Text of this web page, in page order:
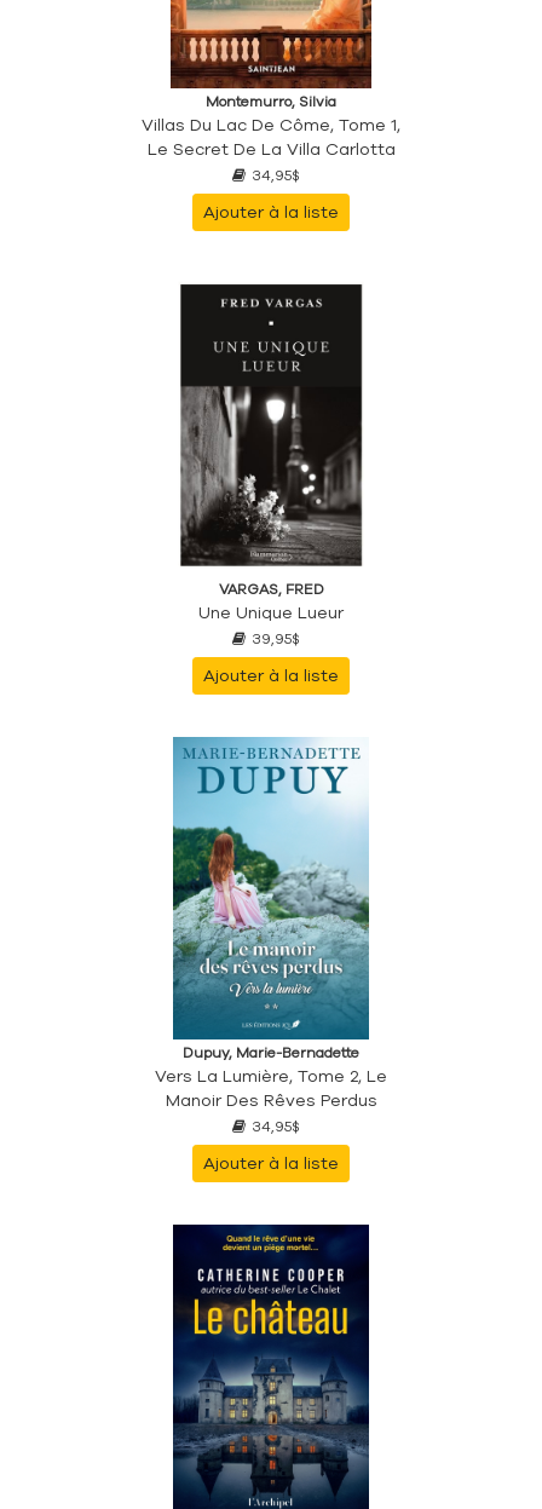
Montemurro, Silvia
Villas Du Lac De Côme, Tome 1,
Le Secret De La Villa Carlotta
34,95$
Ajouter à la liste
VARGAS, FRED
Une Unique Lueur
39,95$
Ajouter à la liste
Dupuy, Marie-Bernadette
Vers La Lumière, Tome 2, Le
Manoir Des Rêves Perdus
34,95$
Ajouter à la liste